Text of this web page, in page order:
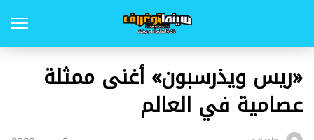
«ريس ويذرسبون» أغنى ممثلة
عصامية في العالم